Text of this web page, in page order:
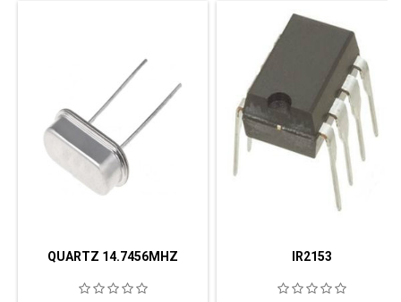
QUARTZ 14.7456MHZ IR2153